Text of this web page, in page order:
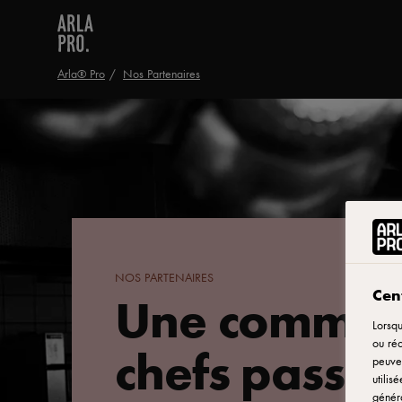
Arla® Pro Nos Partenaires
NOS PARTENAIRES
Une
chefs
ou